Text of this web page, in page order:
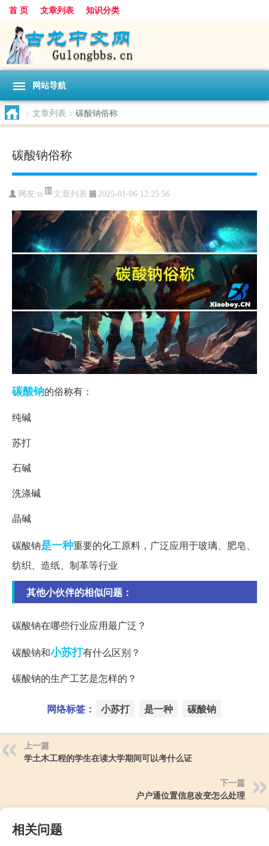
首 页 文章列表 知识分类
网站导航
> 文章列表 > 碳酸钠俗称
碳酸钠俗称
网友:ts 文章列表 2025-01-06 12:25:56
碳酸钠的俗称有：
纯碱
苏打
石碱
洗涤碱
晶碱
碳酸钠是一种重要的化工原料，广泛应用于玻璃、肥皂、
纺织、造纸、制革等行业
其他小伙伴的相似问题：
碳酸钠在哪些行业应用最广泛？
碳酸钠和小苏打有什么区别？
碳酸钠的生产工艺是怎样的？
网络标签： 小苏打 是一种 碳酸钠
上一篇
学土木工程的学生在读大学期间可以考什么证
下一篇
户户通位置信息改变怎么处理
相关问题